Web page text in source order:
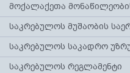
მოქალაქეთა
საკრებულოს მუშაობის
საკრებულოს საკადრო
საკრებულოს რეგლამენტი